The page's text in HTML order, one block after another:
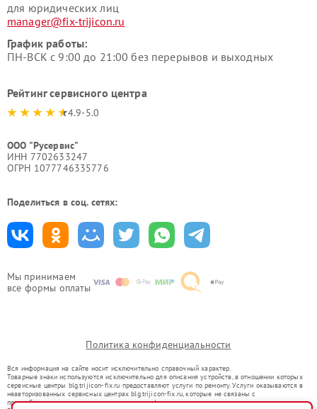
Мы принимаем
все формы оплаты
для юридических лиц
manager@fix-trijicon.ru
График работы:
ПН-ВСК с 9:00 до 21:00 без перерывов и выходных
Рейтинг сервисного центра
4.9-5.0
ООО "Русервис"
ИНН 7702633247
ОГРН 1077746335776
Поделиться в соц. сетях:
Политика конфиденциальности
Вся информация на сайте носит исключительно справочный характер.
Товарные знаки используются исключительно для описания устройств, в отношении которых
сервисные центры blg.trijicon-fix.ru предоставляют услуги по ремонту. Услуги оказываются в
неавторизованных сервисных центрах blg.trijicon-fix.ru, которые не связаны с
правообладателями товарных знаков или их официальными представителями.